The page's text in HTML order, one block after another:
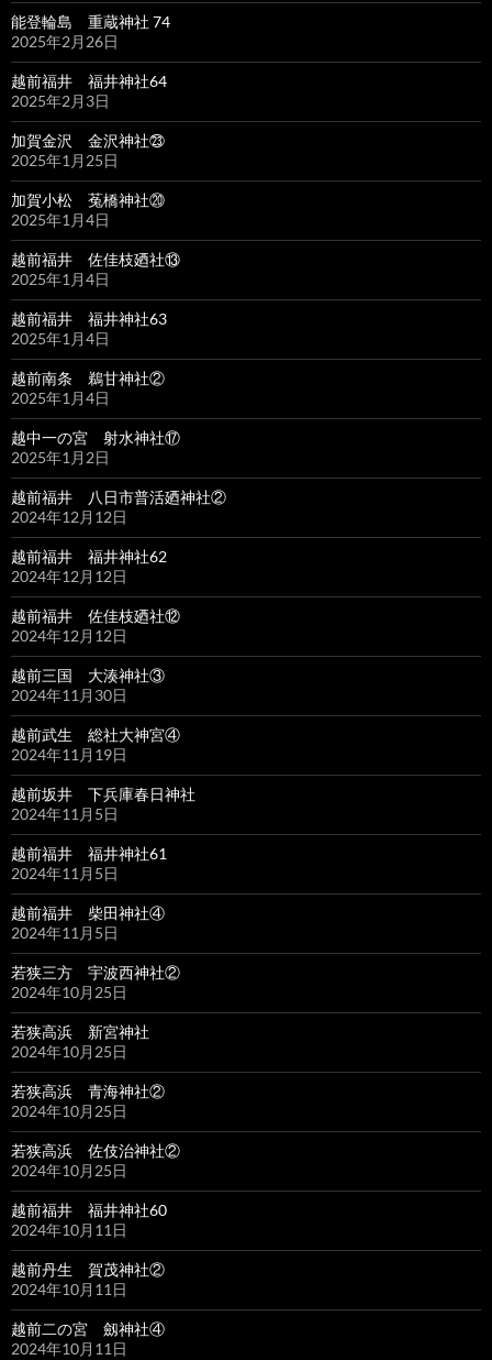
能登輪島 重蔵神社 74
2025年2月26日
越前福井 福井神社64
2025年2月3日
加賀金沢 金沢神社㉓
2025年1月25日
加賀小松 菟橋神社⑳
2025年1月4日
越前福井 佐佳枝廼社⑬
2025年1月4日
越前福井 福井神社63
2025年1月4日
越前南条 鵜甘神社②
2025年1月4日
越中一の宮 射水神社⑰
2025年1月2日
越前福井 八日市普活廼神社②
2024年12月12日
越前福井 福井神社62
2024年12月12日
越前福井 佐佳枝廼社⑫
2024年12月12日
越前三国 大湊神社③
2024年11月30日
越前武生 総社大神宮④
2024年11月19日
越前坂井 下兵庫春日神社
2024年11月5日
越前福井 福井神社61
2024年11月5日
越前福井 柴田神社④
2024年11月5日
若狭三方 宇波西神社②
2024年10月25日
若狭高浜 新宮神社
2024年10月25日
若狭高浜 青海神社②
2024年10月25日
若狭高浜 佐伎治神社②
2024年10月25日
越前福井 福井神社60
2024年10月11日
越前丹生 賀茂神社②
2024年10月11日
越前二の宮 劔神社④
2024年10月11日